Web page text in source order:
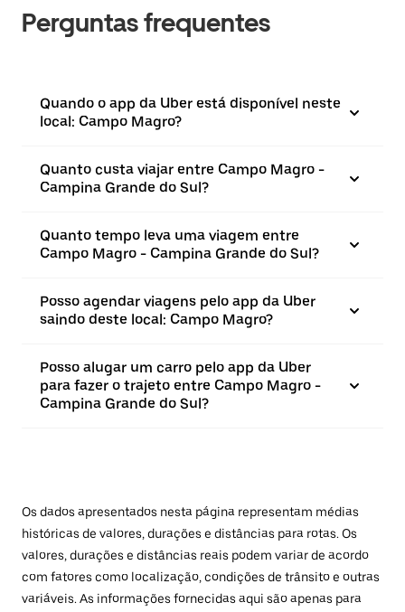
Perguntas frequentes
Quando o app da Uber está disponível neste
local: Campo Magro?
Quanto custa viajar entre Campo Magro -
Campina Grande do Sul?
Quanto tempo leva uma viagem entre
Campo Magro - Campina Grande do Sul?
Posso agendar viagens pelo app da Uber
saindo deste local: Campo Magro?
Posso alugar um carro pelo app da Uber
para fazer o trajeto entre Campo Magro -
Campina Grande do Sul?
Os dados apresentados nesta página representam médias
históricas de valores, durações e distâncias para rotas. Os
valores, durações e distâncias reais podem variar de acordo
com fatores como localização, condições de trânsito e outras
variáveis. As informações fornecidas aqui são apenas para